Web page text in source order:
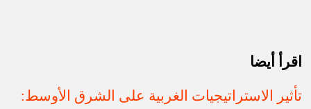
اقرأ أيضا
تأثير الاستراتيجيات الغربية على الشرق الأوسط: